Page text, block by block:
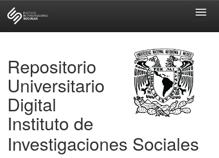
Repositorio
Universitario
Digital
Instituto de
Investigaciones Sociales